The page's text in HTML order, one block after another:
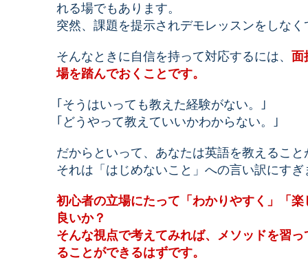
れる場でもあります。
突然、課題を提示されデモレッスンをしな
そんなときに自信を持って対応するには、 面
場を踏んでおくことです。
｢そうはいっても教えた経験がない。｣
｢どうやって教えていいかわからない。｣
だからといって、あなたは英語を教えるこ
それは「はじめないこと」への言い訳にすぎ
初心者の立場にたって「わかりやすく」「
良いか？
そんな視点で考えてみれば、メソッドを習
ることができるはずです。